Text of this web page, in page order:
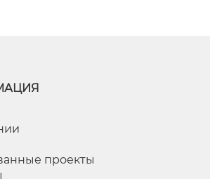
проекты